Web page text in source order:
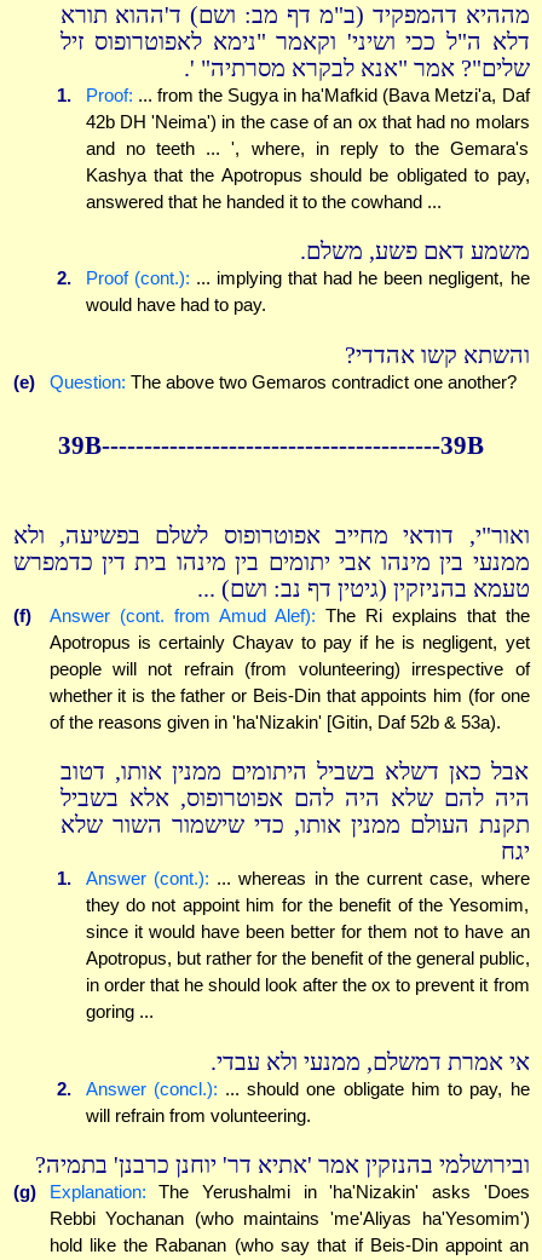
מההיא דהמפקיד (ב"מ דף מב: ושם) ד'ההוא תורא
דלא ה"ל ככי ושיני' וקאמר "נימא לאפוטרופוס זיל
שלים"? אמר "אנא לבקרא מסרתיה" '.
1. Proof: ... from the Sugya in ha'Mafkid (Bava Metzi'a, Daf
42b DH 'Neima') in the case of an ox that had no molars
and no teeth ... ', where, in reply to the Gemara's
Kashya that the Apotropus should be obligated to pay,
answered that he handed it to the cowhand ...
משמע דאם פשע, משלם.
2. Proof (cont.): ... implying that had he been negligent, he
would have had to pay.
והשתא קשו אהדדי?
(e) Question: The above two Gemaros contradict one another?
39B----------------------------------------39B
ואור"י, דודאי מחייב אפוטרופוס לשלם בפשיעה, ולא
ממנעי בין מינהו אבי יתומים בין מינהו בית דין כדמפרש
טעמא בהניזקין (גיטין דף נב: ושם) ...
(f) Answer (cont. from Amud Alef): The Ri explains that the
Apotropus is certainly Chayav to pay if he is negligent, yet
people will not refrain (from volunteering) irrespective of
whether it is the father or Beis-Din that appoints him (for one
of the reasons given in 'ha'Nizakin' [Gitin, Daf 52b & 53a).
אבל כאן דשלא בשביל היתומים ממנין אותו, דטוב
היה להם שלא היה להם אפוטרופוס, אלא בשביל
תקנת העולם ממנין אותו, כדי שישמור השור שלא
יגח
1. Answer (cont.): ... whereas in the current case, where
they do not appoint him for the benefit of the Yesomim,
since it would have been better for them not to have an
Apotropus, but rather for the benefit of the general public,
in order that he should look after the ox to prevent it from
goring ...
אי אמרת דמשלם, ממנעי ולא עבדי.
2. Answer (concl.): ... should one obligate him to pay, he
will refrain from volunteering.
ובירושלמי בהנזקין אמר 'אתיא דר' יוחנן כרבנן' בתמיה?
(g) Explanation: The Yerushalmi in 'ha'Nizakin' asks 'Does
Rebbi Yochanan (who maintains 'me'Aliyas ha'Yesomim')
hold like the Rabanan (who say that if Beis-Din appoint an